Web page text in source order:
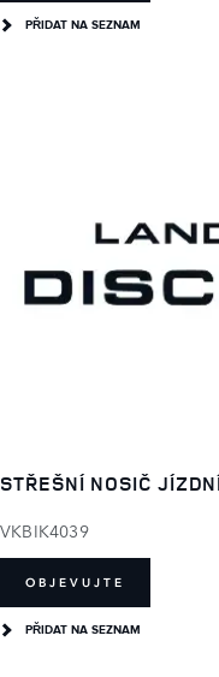
PŘIDAT NA SEZNAM
STŘEŠNÍ NOSIČ
VKBIK4039
OBJEVUJTE
PŘIDAT NA SEZNAM